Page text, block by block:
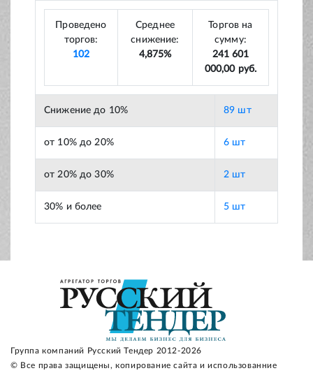
Проведено
торгов:
102
Среднее
снижение:
4,875%
Торгов на
сумму:
241 601
000,00 руб.
Снижение до 10% 89 шт
от 10% до 20% 6 шт
от 20% до 30% 2 шт
30% и более 5 шт
Группа компаний Русский Тендер 2012-2026
© Все права защищены, копирование сайта и использованние